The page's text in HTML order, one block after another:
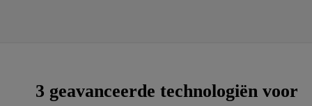
3 geavanceerde technologiën voor